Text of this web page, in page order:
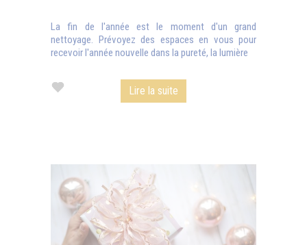
La fin de l'année est le moment d'un grand
nettoyage. Prévoyez des espaces en vous pour
recevoir l'année nouvelle dans la pureté, la lumière
Lire la suite